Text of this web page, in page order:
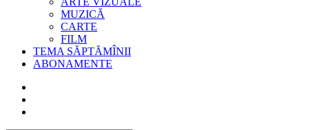
MUZICĂ
CARTE
FILM
TEMA SĂPTĂMÎNII
ABONAMENTE